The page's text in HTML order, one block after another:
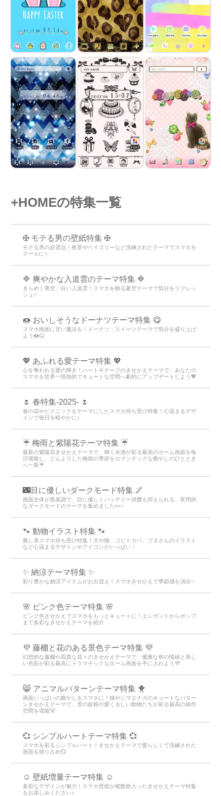
+HOMEの特集一覧
✠ モテる男の壁紙特集 ✠
モテる男の必需品！夜景やペイズリーなど洗練されたテーマでスマホを
クールに✨
🔷 爽やかな入道雲のテーマ特集 🔷
きらめく青空、白い入道雲！スマホを飾る夏空テーマで気分をリフレッ
シュ✨
🍩 おいしそうなドーナツテーマ特集 😋
スマホ画面に甘い魔法を！ドーナツ・スイーツテーマで気分を盛り上げ
よう🍩😋
💖 あふれる愛テーマ特集 💖
心を奪われる愛の輝き！ハートモチーフのきせかえテーマで、あなたの
スマホを世界一情熱的でキュートな空間へ劇的にアップデートしよう💖
🌷 春特集-2025- 🌷
春の花やピクニックをテーマにしたスマホ待ち受け特集！心温まるデザ
インで毎日を軽やかに♪
☔ 梅雨と紫陽花テーマ特集 ☔
最新の紫陽花きせかえテーマで、輝く水滴が彩る最高のホーム画面を毎
日堪能し、どんよりした梅雨の季節をロマンチックな癒やしのひととき
へ一新☔
🌃目に優しいダークモード特集 🌌
画面全体が黒基調で、目に優しくバッテリー消費も抑えられる、実用的
なダークモードのテーマを集めました👀✨
🐾 動物イラスト特集 🐾
癒し系スマホ待ち受け特集！犬や猫、コビトカバ、ブタさんのイラスト
など心温まるデザインやアイコンがいっぱい！
✨ 納涼テーマ特集 ✨
彩り豊かな納涼アイテムがお出迎え！スマホきせかえで季節感を演出✨
🌸 ピンク色テーマ特集 🌸
ピンク色きせかえでスマホをもっとキュートに！エレガントからポップ
まで多彩なきせかえテーマを紹介
💜 藤棚と花のある景色テーマ特集 💜
幻想的な藤棚や高貴な花々のきせかえテーマで、優雅な和の情緒と美し
い色彩が彩る最高にドラマチックなホーム画面を手に入れよう💜
😸 アニマルパターンテーマ特集 🐥
画面いっぱいの癒やしをスマホに！猫やシマエナガのキュートなパター
ンきせかえテーマで、雪の妖精や愛くるしい動物たちが彩る最高の操作
空間を堪能🐻
💞 シンプルハートテーマ特集 💞
スマホを彩るシンプルハート！きせかえテーマで愛らしくて洗練された
画面を独り占め💞
☺️ 壁紙増量テーマ特集 ☺️
多彩なデザインが魅力！スマホ壁紙が複数枚入ったきせかえテーマ特集
をお楽しみください♪